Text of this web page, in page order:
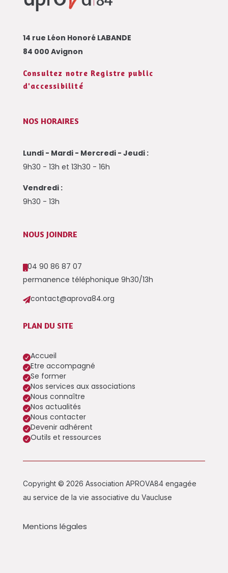
14 rue Léon Honoré LABANDE
84 000 Avignon
Consultez notre Registre public
d'accessibilité
NOS HORAIRES
Lundi - Mardi - Mercredi - Jeudi :
9h30 - 13h et 13h30 - 16h
Vendredi :
9h30 - 13h
NOUS JOINDRE
04 90 86 87 07
permanence téléphonique 9h30/13h
contact@aprova84.org
PLAN DU SITE
Accueil
Etre accompagné
Se former
Nos services aux associations
Nous connaître
Nos actualités
Nous contacter
Devenir adhérent
Outils et ressources
Copyright © 2026 Association APROVA84 engagée
au service de la vie associative du Vaucluse
Mentions légales